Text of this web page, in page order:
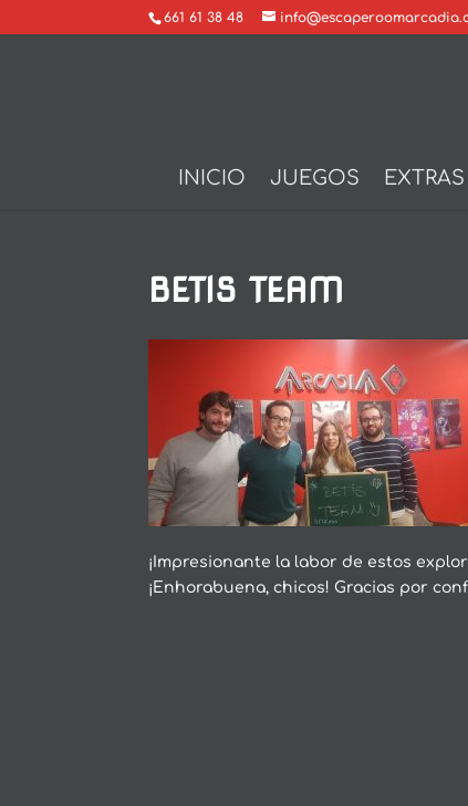
661 61 38 48
INICIO JUEGOS EXTRAS
BETIS TEAM
¡Impresionante la labor de estos
¡Enhorabuena, chicos! Gracias por